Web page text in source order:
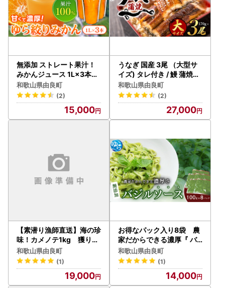
無添加 ストレート果汁！
みかんジュース 1L×3本【f
mlb020】
和歌山県由良町
(2)
15,000
うなぎ 国産 3尾 （大型サ
イズ) タレ付き / 鰻 蒲焼【
uot303A-3】
和歌山県由良町
(2)
27,000
【素潜り漁師直送】海の珍
味！カメノテ1kg 獲りた
てをお届けします！【sk
mn010】
和歌山県由良町
(1)
19,000
お得なパック入り8袋 農
家だからできる濃厚『 バ
ジルソース ジェノベーゼ
』【fmlb047】
和歌山県由良町
(1)
14,000